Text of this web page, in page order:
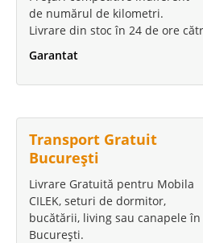
de numărul de kilometri.
Livrare din stoc în 24 de ore
Garantat
Transport Gratuit
București
Livrare Gratuită pentru Mobila
CILEK, seturi de dormitor,
bucătării, living sau canapele în
București.